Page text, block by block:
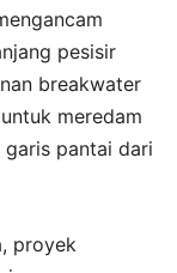
pesisir
breakwater
meredam
pantai dari
proyek